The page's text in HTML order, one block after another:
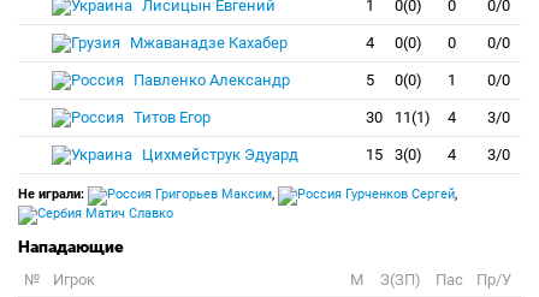
Лисицын Евгений 1 0(0) 0 0/0
Мжаванадзе Кахабер 4 0(0) 0 0/0
Павленко Александр 5 0(0) 1 0/0
Титов Егор 30 11(1) 4 3/0
Цихмейструк Эдуард 15 3(0) 4 3/0
Не играли: Григорьев Максим, Гурченков Сергей,
Матич Славко
Нападающие
№ Игрок M З(ЗП) Пас
Пр/У